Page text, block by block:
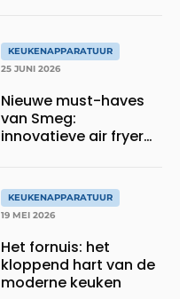
KEUKENAPPARATUUR
25 JUNI 2026
Nieuwe must-haves
van Smeg:
innovatieve air fryer
KEUKENAPPARATUUR
19 MEI 2026
Het fornuis: het
kloppend hart van de
moderne keuken